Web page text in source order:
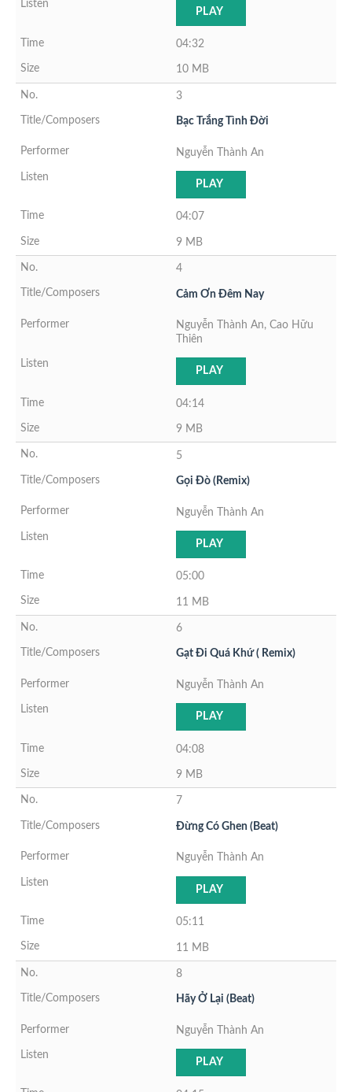
PLAY
04:32
10 MB
3
Bạc Trắng Tình Đời
Nguyễn Thành An
PLAY
04:07
9 MB
4
Cảm Ơn Đêm Nay
Nguyễn Thành An, Cao Hữu
Thiên
PLAY
04:14
9 MB
5
Gọi Đò (Remix)
Nguyễn Thành An
PLAY
05:00
11 MB
6
Gạt Đi Quá Khứ ( Remix)
Nguyễn Thành An
PLAY
04:08
9 MB
7
Đừng Có Ghen (Beat)
Nguyễn Thành An
PLAY
05:11
11 MB
8
Hãy Ở Lại (Beat)
Nguyễn Thành An
PLAY